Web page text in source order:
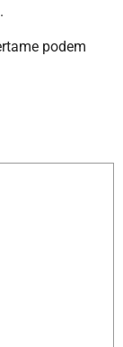
podem